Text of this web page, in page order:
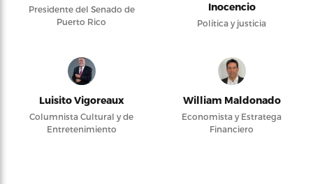
Presidente del Senado de
Puerto Rico
Inocencio
Política y justicia
Luisito Vigoreaux
Columnista Cultural y de
Entretenimiento
William Maldonado
Economista y Estratega
Financiero